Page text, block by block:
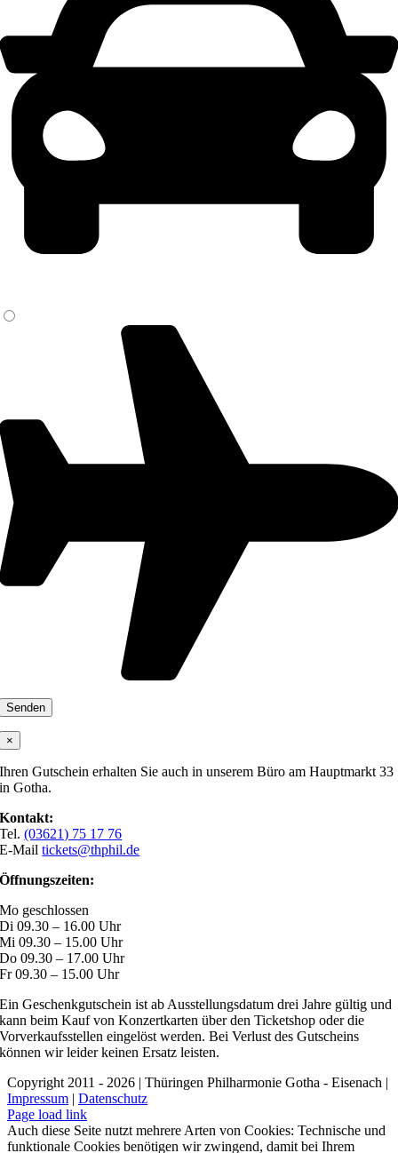
×
Ihren Gutschein erhalten Sie auch in unserem Büro am Hauptmarkt 33
in Gotha.
Kontakt:
Tel.(03621) 75 17 76
E-Mailtickets@thphil.de
Öffnungszeiten:
Mo geschlossen
Di 09.30 – 16.00 Uhr
Mi 09.30 – 15.00 Uhr
Do 09.30 – 17.00 Uhr
Fr 09.30 – 15.00 Uhr
Ein Geschenkgutschein ist ab Ausstellungsdatum drei Jahre gültig und
kann beim Kauf von Konzertkarten über den Ticketshop oder die
Vorverkaufsstellen eingelöst werden. Bei Verlust des Gutscheins
können wir leider keinen Ersatz leisten.
Copyright 2011 - 2026 | Thüringen Philharmonie Gotha - Eisenach |
Impressum | Datenschutz
Facebook
Instagram
WhatsApp
YouTube
E-
Mail
Telefon
Page load link
Auch diese Seite nutzt mehrere Arten von Cookies: Technische und
funktionale Cookies benötigen wir zwingend, damit bei Ihrem